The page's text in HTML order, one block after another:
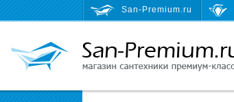
San-Premium.ru